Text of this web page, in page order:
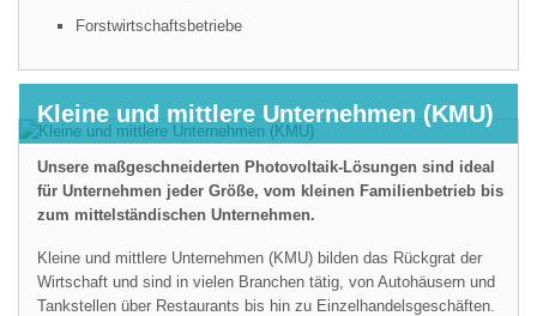
Forstwirtschaftsbetriebe
Kleine und mittlere Unternehmen (KMU)
Unsere maßgeschneiderten Photovoltaik-Lösungen sind ideal
für Unternehmen jeder Größe, vom kleinen Familienbetrieb bis
zum mittelständischen Unternehmen.
Kleine und mittlere Unternehmen (KMU) bilden das Rückgrat der
Wirtschaft und sind in vielen Branchen tätig, von Autohäusern und
Tankstellen über Restaurants bis hin zu Einzelhandelsgeschäften.